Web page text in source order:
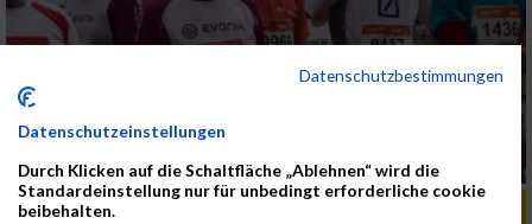
ALBUM B2RUN MÜNCHEN, B2RUN / 16.07.2019
Datenschutzbestimmungen
Datenschutzeinstellungen
Durch Klicken auf die Schaltfläche „Ablehnen“ wird die
Standardeinstellung nur für unbedingt erforderliche cookie
beibehalten.